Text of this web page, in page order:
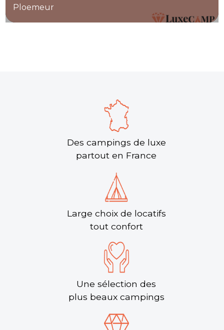
Ploemeur
Des campings de luxe
partout en France
Large choix de locatifs
tout confort
Une sélection des
plus beaux campings